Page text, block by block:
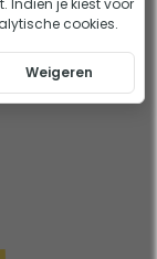
cookies.
Weigeren